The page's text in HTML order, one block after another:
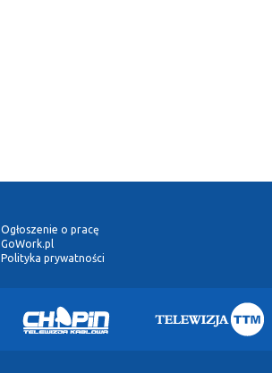
Ogłoszenie o pracę
GoWork.pl
Polityka prywatności